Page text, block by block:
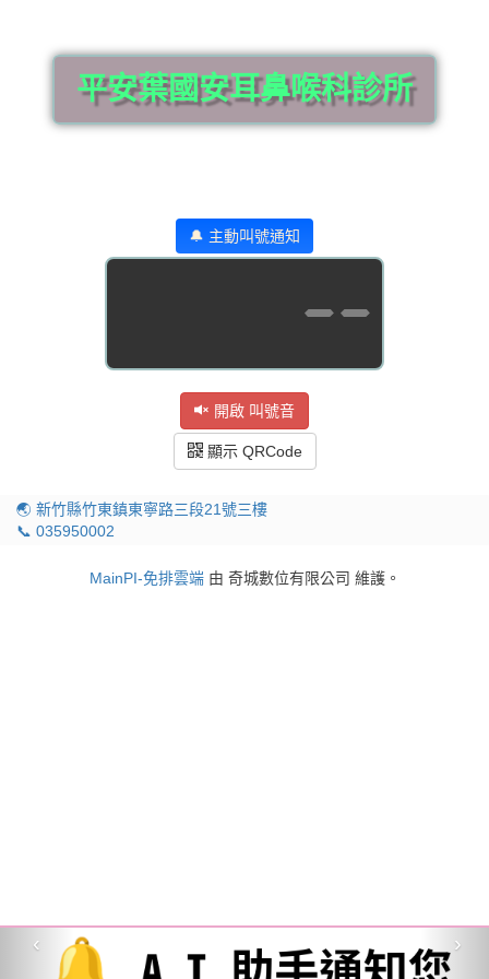
平安葉國安耳鼻喉科診所
🔔 主動叫號通知
--
開啟 叫號音
顯示 QRCode
🌏 新竹縣竹東鎮東寧路三段21號三樓
📞 035950002
‹ ›
MainPI-免排雲端由 奇城數位有限公司 維護。